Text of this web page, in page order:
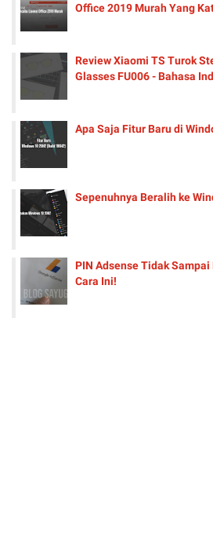
Office 2019 Murah Yang
Review Xiaomi TS Turok
Glasses FU006 - Bahasa
Apa Saja Fitur Baru di
Sepenuhnya Beralih ke
PIN Adsense Tidak
Cara Ini!